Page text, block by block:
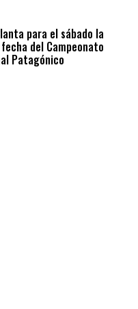
para el sábado la
del Campeonato
Patagónico